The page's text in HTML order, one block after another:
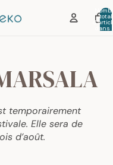
total
dans
temporairement
Elle sera de
d’août.